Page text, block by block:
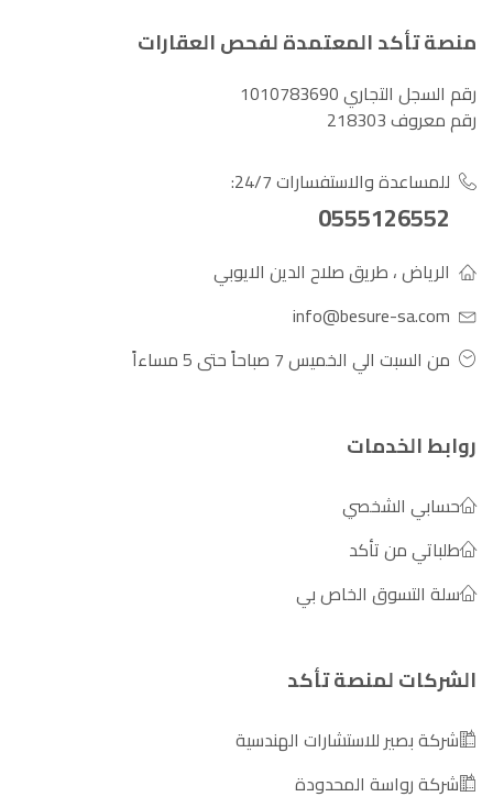
منصة تأكد المعتمدة لفحص العقارات
رقم السجل التجاري 1010783690
رقم معروف 218303
للمساعدة والاستفسارات 24/7:
0555126552
الرياض ، طريق صلاح الدين الايوبي
info@besure-sa.com
من السبت الي الخميس 7 صباحاً حتى 5 مساءاً
روابط الخدمات
حسابي الشخصي
طلباتي من تأكد
سلة التسوق الخاص بي
الشركات لمنصة تأكد
شركة بصير للاستشارات الهندسية
شركة رواسة المحدودة